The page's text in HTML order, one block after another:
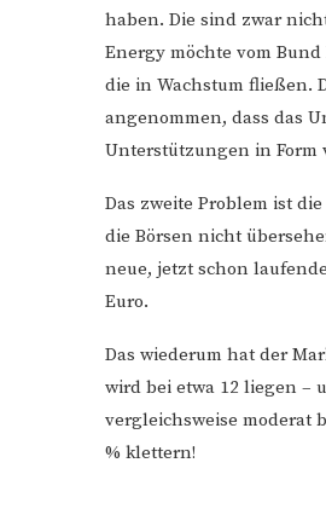
haben. Die sind zwar
Energy möchte vom
die in Wachstum fließen.
angenommen, dass das
Unterstützungen in Form
Das zweite Problem ist
die Börsen nicht
neue, jetzt schon
Euro.
Das wiederum hat der
wird bei etwa 12 liegen –
vergleichsweise moderat
% klettern!